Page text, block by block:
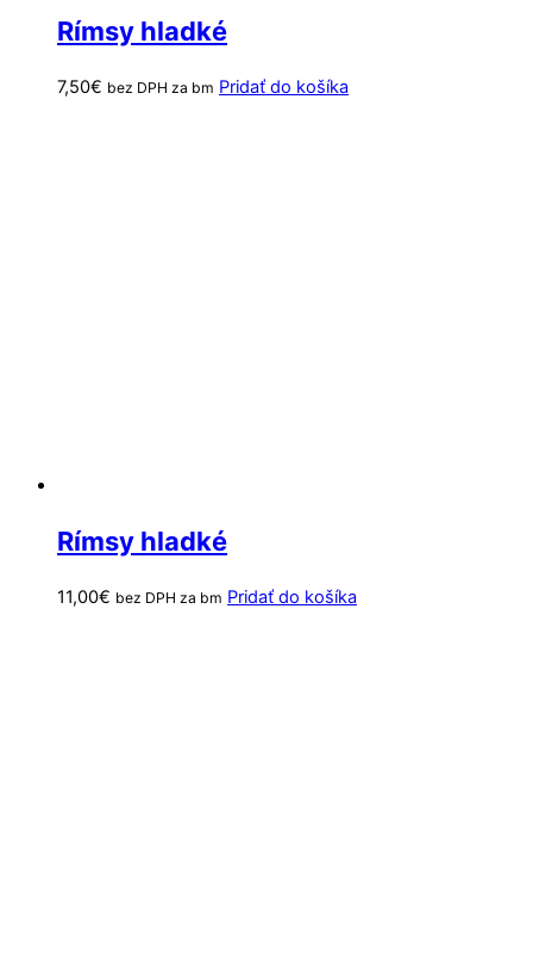
Rímsy hladké
7,50€ bez DPH za bm Pridať do košíka
Rímsy hladké
11,00€ bez DPH za bm Pridať do košíka